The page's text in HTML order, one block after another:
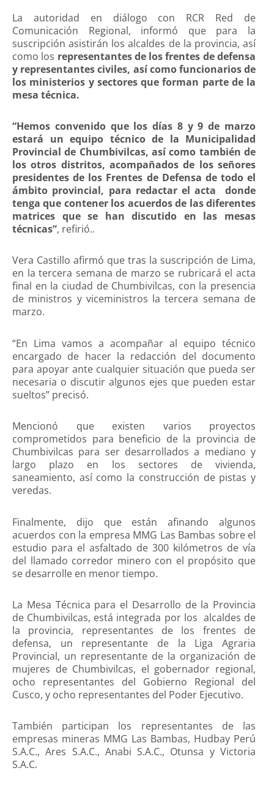
La autoridad en diálogo con RCR Red de
Comunicación Regional, informó que para la
suscripción asistirán los alcaldes de la provincia, así
como los representantes de los frentes de defensa
y representantes civiles, así como funcionarios de
los ministerios y sectores que forman parte de la
mesa técnica.
“Hemos convenido que los días 8 y 9 de marzo
estará un equipo técnico de la Municipalidad
Provincial de Chumbivilcas, así como también de
los otros distritos, acompañados de los señores
presidentes de los Frentes de Defensa de todo el
ámbito provincial, para redactar el acta donde
tenga que contener los acuerdos de las diferentes
matrices que se han discutido en las mesas
técnicas”, refirió..
Vera Castillo afirmó que tras la suscripción de Lima,
en la tercera semana de marzo se rubricará el acta
final en la ciudad de Chumbivilcas, con la presencia
de ministros y viceministros la tercera semana de
marzo.
“En Lima vamos a acompañar al equipo técnico
encargado de hacer la redacción del documento
para apoyar ante cualquier situación que pueda ser
necesaria o discutir algunos ejes que pueden estar
sueltos” precisó.
Mencionó que existen varios proyectos
comprometidos para beneficio de la provincia de
Chumbivilcas para ser desarrollados a mediano y
largo plazo en los sectores de vivienda,
saneamiento, así como la construcción de pistas y
veredas.
Finalmente, dijo que están afinando algunos
acuerdos con la empresa MMG Las Bambas sobre el
estudio para el asfaltado de 300 kilómetros de vía
del llamado corredor minero con el propósito que
se desarrolle en menor tiempo.
La Mesa Técnica para el Desarrollo de la Provincia
de Chumbivilcas, está integrada por los alcaldes de
la provincia, representantes de los frentes de
defensa, un representante de la Liga Agraria
Provincial, un representante de la organización de
mujeres de Chumbivilcas, el gobernador regional,
ocho representantes del Gobierno Regional del
Cusco, y ocho representantes del Poder Ejecutivo.
También participan los representantes de las
empresas mineras MMG Las Bambas, Hudbay Perú
S.A.C., Ares S.A.C., Anabi S.A.C., Otunsa y Victoria
S.A.C.